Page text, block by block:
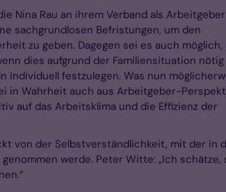
Nina Rau an ihrem Verband als
sachgrundlosen Befristungen, um den
zu geben. Dagegen sei es auch möglich,
dies aufgrund der Familiensituation nötig
festzulegen. Was nun
in Wahrheit auch aus Arbeitgeber-
auf das Arbeitsklima und die Effizienz der
von der Selbstverständlichkeit, mit der in
werde. Peter Witte: „Ich schätze,